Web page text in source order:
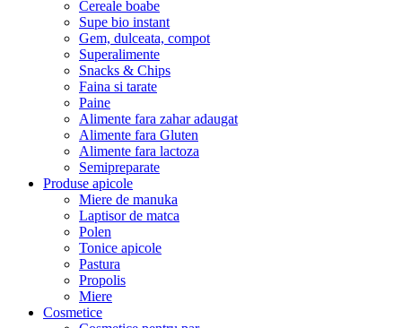
Cereale boabe
Supe bio instant
Gem, dulceata, compot
Superalimente
Snacks & Chips
Faina si tarate
Paine
Alimente fara zahar adaugat
Alimente fara Gluten
Alimente fara lactoza
Semipreparate
Produse apicole
Miere de manuka
Laptisor de matca
Polen
Tonice apicole
Pastura
Propolis
Miere
Cosmetice